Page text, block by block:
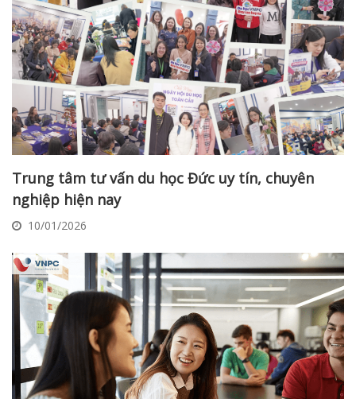
Trung tâm tư vấn du học Đức uy tín, chuyên
nghiệp hiện nay
10/01/2026